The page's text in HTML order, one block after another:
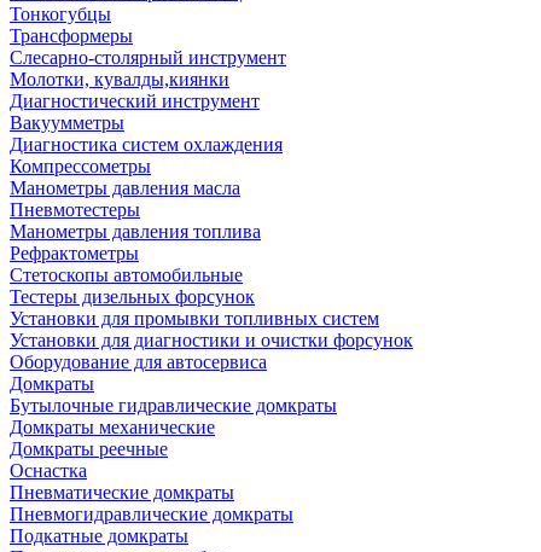
Тонкогубцы
Трансформеры
Слесарно-столярный инструмент
Молотки, кувалды,киянки
Диагностический инструмент
Вакуумметры
Диагностика систем охлаждения
Компрессометры
Манометры давления масла
Пневмотестеры
Манометры давления топлива
Рефрактометры
Стетоскопы автомобильные
Тестеры дизельных форсунок
Установки для промывки топливных систем
Установки для диагностики и очистки форсунок
Оборудование для автосервиса
Домкраты
Бутылочные гидравлические домкраты
Домкраты механические
Домкраты реечные
Оснастка
Пневматические домкраты
Пневмогидравлические домкраты
Подкатные домкраты